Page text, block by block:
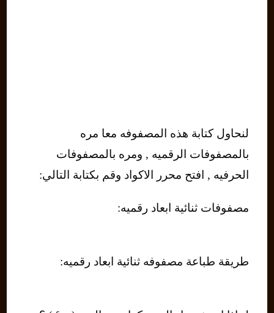
لنحاول كتابة هذه المصفوفه معا مره
بالمصفوفات الرقميه , ومره بالمصفوفات
الحرفيه , افتح محرر الاكواد وقم بكتابة التالي:
مصفوفات ثنائية ابعاد رقميه:
طريقة طباعة مصفوفه ثنائية ابعاد رقميه: